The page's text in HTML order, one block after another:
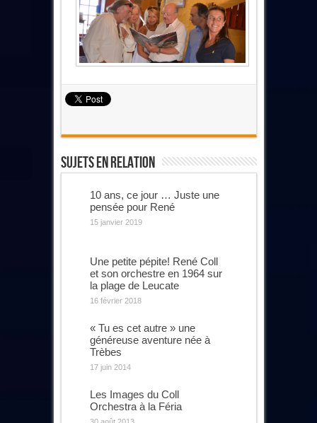
Sujets En Relation
10 ans, ce jour … Juste une
pensée pour René
15 janvier 2019
Une petite pépite! René Coll
et son orchestre en 1964 sur
la plage de Leucate
16 février 2018
« Tu es cet autre » une
généreuse aventure née à
Trèbes
17 juin 2014
Les Images du Coll
Orchestra à la Féria